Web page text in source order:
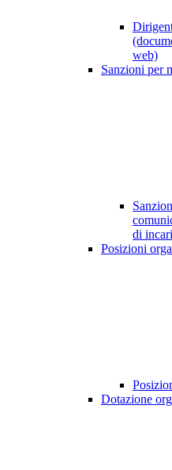
web)
Sanzioni per
di
Posizioni
Dotazione